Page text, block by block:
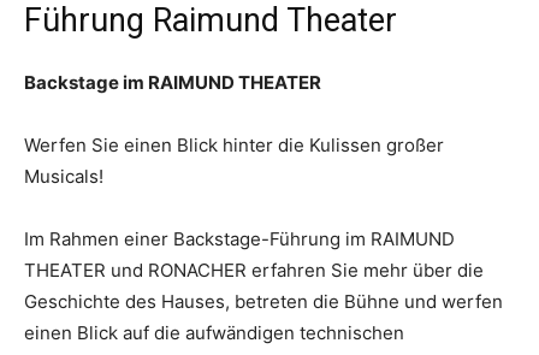
Führung Raimund Theater
Backstage im RAIMUND THEATER
Werfen Sie einen Blick hinter die Kulissen großer
Musicals!
Im Rahmen einer Backstage-Führung im RAIMUND
THEATER und RONACHER erfahren Sie mehr über die
Geschichte des Hauses, betreten die Bühne und werfen
einen Blick auf die aufwändigen technischen